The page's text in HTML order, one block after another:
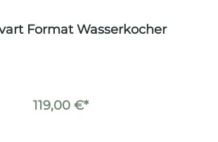
Format Wasserkocher
119,00 €*